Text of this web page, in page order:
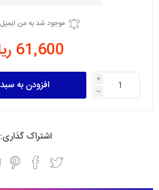
61,600 ریال
i
h
اشتراک گذاری: